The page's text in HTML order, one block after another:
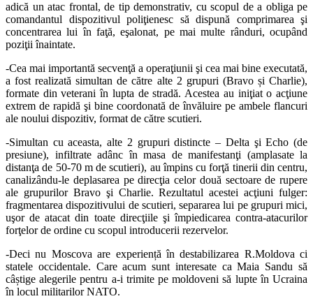
adică un atac frontal, de tip demonstrativ, cu scopul de a obliga pe
comandantul dispozitivul poliţienesc să dispună comprimarea şi
concentrarea lui în faţă, eşalonat, pe mai multe rânduri, ocupând
poziţii înaintate.
-Cea mai importantă secvenţă a operaţiunii şi cea mai bine executată,
a fost realizată simultan de către alte 2 grupuri (Bravo și Charlie),
formate din veterani în lupta de stradă. Acestea au iniţiat o acţiune
extrem de rapidă şi bine coordonată de învăluire pe ambele flancuri
ale noului dispozitiv, format de către scutieri.
-Simultan cu aceasta, alte 2 grupuri distincte – Delta şi Echo (de
presiune), infiltrate adânc în masa de manifestanţi (amplasate la
distanţa de 50-70 m de scutieri), au împins cu forţă tinerii din centru,
canalizându-le deplasarea pe direcţia celor două sectoare de rupere
ale grupurilor Bravo şi Charlie. Rezultatul acestei acţiuni fulger:
fragmentarea dispozitivului de scutieri, separarea lui pe grupuri mici,
uşor de atacat din toate direcţiile şi împiedicarea contra-atacurilor
forţelor de ordine cu scopul introducerii rezervelor.
-Deci nu Moscova are experiență în destabilizarea R.Moldova ci
statele occidentale. Care acum sunt interesate ca Maia Sandu să
câștige alegerile pentru a-i trimite pe moldoveni să lupte în Ucraina
în locul militarilor NATO.